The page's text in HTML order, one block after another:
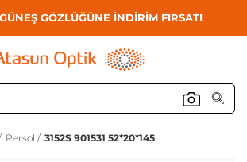
GÖZLÜĞÜNE İNDİRİM FIRSATI
Persol / 3152S 901531 52*20*145